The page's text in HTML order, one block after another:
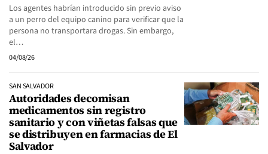
Los agentes habrían introducido sin previo aviso
a un perro del equipo canino para verificar que la
persona no transportara drogas. Sin embargo,
el…
04/08/26
SAN SALVADOR
Autoridades decomisan
medicamentos sin registro
sanitario y con viñetas falsas que
se distribuyen en farmacias de El
Salvador